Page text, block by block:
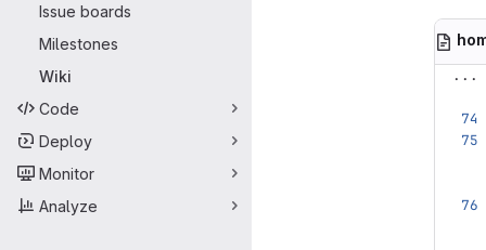
Issue boards
Milestones
Wiki
Code
Deploy
Monitor
Analyze
...